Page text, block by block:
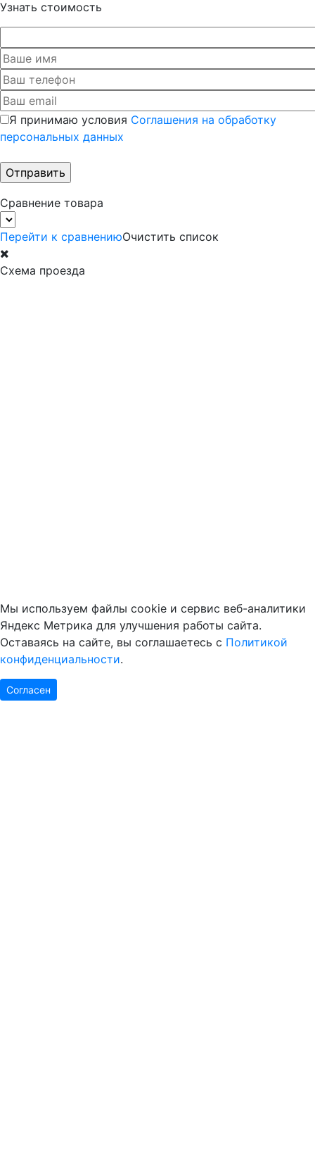
Узнать стоимость
Я принимаю условия Соглашения на обработку
персональных данных
Сравнение товара
Перейти к сравнениюОчистить список
Схема проезда
Мы используем файлы cookie и сервис веб-аналитики
Яндекс Метрика для улучшения работы сайта.
Оставаясь на сайте, вы соглашаетесь с Политикой
конфиденциальности.
Согласен